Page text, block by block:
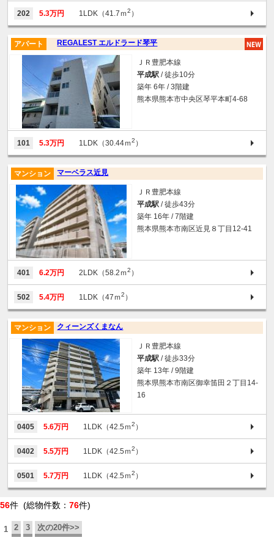
202 5.3万円 1LDK（41.7ｍ2 ）
REGALEST エルドラード琴平
アパート
ＪＲ豊肥本線
平成駅 / 徒歩10分
築年 6年 / 3階建
熊本県熊本市中央区琴平本町4-68
101 5.3万円 1LDK（30.44ｍ2 ）
マーベラス近見
マンション
ＪＲ豊肥本線
平成駅 / 徒歩43分
築年 16年 / 7階建
熊本県熊本市南区近見８丁目12-41
401 6.2万円 2LDK（58.2ｍ2 ）
502 5.4万円 1LDK（47ｍ2 ）
クィーンズくまなん
マンション
ＪＲ豊肥本線
平成駅 / 徒歩33分
築年 13年 / 9階建
熊本県熊本市南区御幸笛田２丁目14-
16
0405 5.6万円 1LDK（42.5ｍ2 ）
0402 5.5万円 1LDK（42.5ｍ2 ）
0501 5.7万円 1LDK（42.5ｍ2 ）
56件 (総物件数： 76件)
1 2 3 次の20件>>